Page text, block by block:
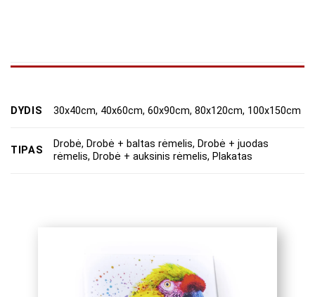
DYDIS 30x40cm, 40x60cm, 60x90cm, 80x120cm, 100x150cm
TIPAS
Drobė, Drobė + baltas rėmelis, Drobė + juodas
rėmelis, Drobė + auksinis rėmelis, Plakatas